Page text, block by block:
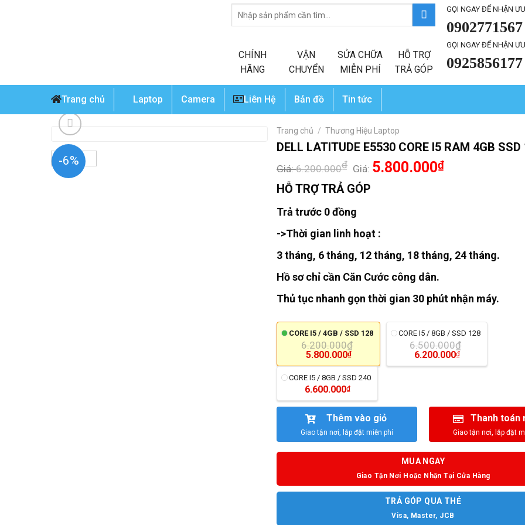
Tìm
kiếm:
CHÍNH
HÃNG
VẬN
CHUYỂN
SỬA CHỮA
MIỄN PHÍ
HỖ TRỢ
TRẢ GÓP
GỌI NGAY ĐỂ NHẬN
0902771567
GỌI NGAY ĐỂ NHẬN
0925856177
Trang chủ Laptop Camera Liên Hệ Bản đồ Tin tức
-6%
Trang chủ / Thương Hiệu Laptop
DELL LATITUDE E5530 CORE I5 RAM 4GB SSD
Giá:6.200.000₫ Giá: 5.800.000₫
HỖ TRỢ TRẢ GÓP
Trả trước 0 đồng
->Thời gian linh hoạt :
3 tháng, 6 tháng, 12 tháng, 18 tháng, 24 tháng.
Hồ sơ chỉ cần Căn Cước công dân.
Thủ tục nhanh gọn thời gian 30 phút nhận máy.
CORE I5 / 4GB / SSD 128
6.200.000₫
5.800.000₫
CORE I5 / 8GB / SSD 128
6.500.000₫
6.200.000₫
CORE I5 / 8GB / SSD 240
6.600.000₫
Thêm vào giỏ Thanh toán
MUA NGAY
Giao Tận Nơi Hoặc Nhận Tại Cửa Hàng
TRẢ GÓP QUA THẺ
Visa, Master, JCB